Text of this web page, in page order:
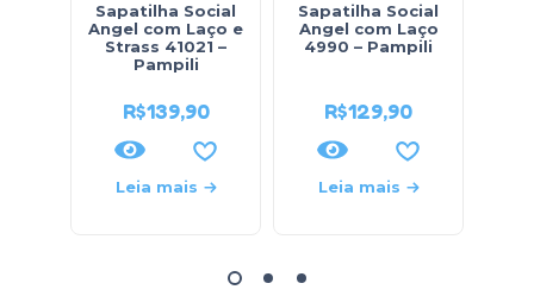
Sapatilha Social
Angel com Laço e
Strass 41021 –
Pampili
R$139,90
Leia mais
Sapatilha Social
Angel com Laço
4990 – Pampili
R$129,90
Leia mais